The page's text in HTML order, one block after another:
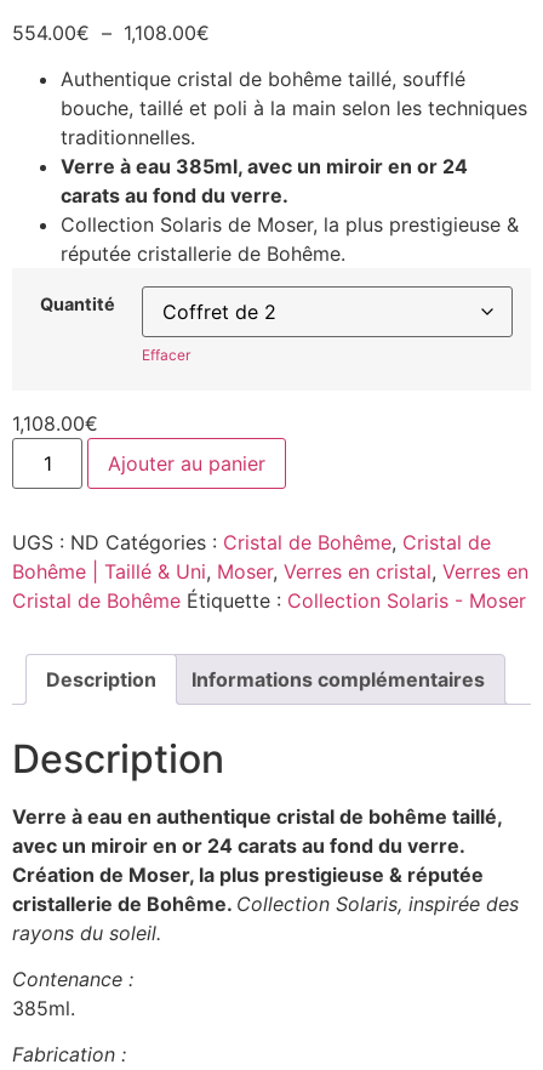
554.00€ – 1,108.00€
Authentique cristal de bohême taillé, soufflé
bouche, taillé et poli à la main selon les techniques
traditionnelles.
Verre à eau 385ml, avec un miroir en or 24
carats au fond du verre.
Collection Solaris de Moser, la plus prestigieuse &
réputée cristallerie de Bohême.
Quantité
Effacer
1,108.00€
Ajouter au panier
UGS : ND Catégories : Cristal de Bohême, Cristal de
Bohême | Taillé & Uni, Moser, Verres en cristal, Verres en
Cristal de Bohême Étiquette : Collection Solaris - Moser
Description Informations complémentaires
Description
Verre à eau en authentique cristal de bohême taillé,
avec un miroir en or 24 carats au fond du verre.
Création de Moser, la plus prestigieuse & réputée
cristallerie de Bohême. Collection Solaris, inspirée des
rayons du soleil.
Contenance :
385ml.
Fabrication :